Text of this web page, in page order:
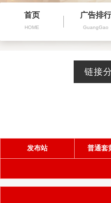
首页
HOME
广告排行
GuangGao
发布站 普通套